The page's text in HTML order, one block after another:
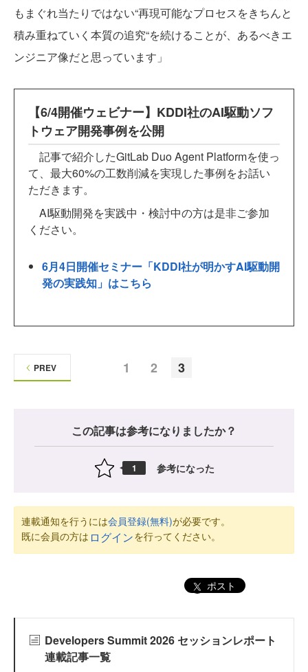
もまぐれ当たりではない“再現可能なプロセスをきちんと
積み重ねていく本質の追究“を続けることが、あるべきエ
ンジニア像だと思っています」
【6/4開催ウェビナー】KDDI社のAI駆動ソフ
トウェア開発事例を公開
記事で紹介したGitLab Duo Agent Platformを使っ
て、最大60%の工数削減を実現した事例をお話い
ただきます。
AI駆動開発を実践中・検討中の方は是非ご参加
ください。
6月4日開催セミナー「KDDI社が明かすAI駆動開
発の実践知」はこちら
1 2 3
PREV
この記事は参考になりましたか？
1 参考になった
連載通知を行うには会員登録(無料)が必要です。
既に会員の方は ログインを行ってください。
ポスト
Developers Summit 2026 セッションレポート
連載記事一覧